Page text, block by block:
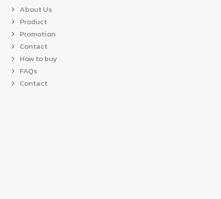
About Us
Product
Promotion
Contact
How to buy
FAQs
Contact